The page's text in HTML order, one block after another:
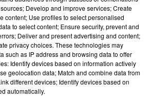
11h51
LA UNE : professeur
repreneurs pour
et la...
Develop and improve services; Create
content; Use profiles to select personalised
to select content; Ensure security, prevent and
Deliver and present advertising and content;
privacy choices. These technologies may
such as IP address and browsing data to offer
Identify devices based on information actively
geolocation data; Match and combine data from
different devices; Identify devices based on
automatically.